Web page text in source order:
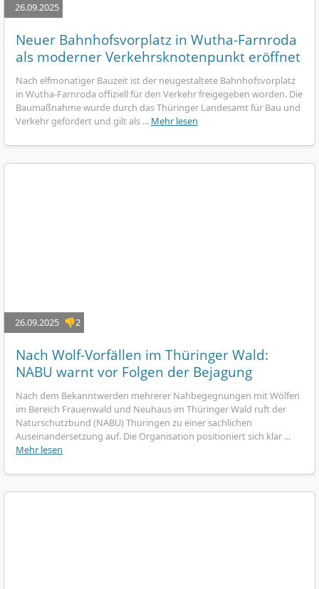
26.09.2025
Neuer Bahnhofsvorplatz in Wutha-Farnroda
als moderner Verkehrsknotenpunkt eröffnet
Nach elfmonatiger Bauzeit ist der neugestaltete Bahnhofsvorplatz
in Wutha-Farnroda offiziell für den Verkehr freigegeben worden. Die
Baumaßnahme wurde durch das Thüringer Landesamt für Bau und
Verkehr gefördert und gilt als ... Mehr lesen
26.09.2025 👎2
Nach Wolf-Vorfällen im Thüringer Wald:
NABU warnt vor Folgen der Bejagung
Nach dem Bekanntwerden mehrerer Nahbegegnungen mit Wölfen
im Bereich Frauenwald und Neuhaus im Thüringer Wald ruft der
Naturschutzbund (NABU) Thüringen zu einer sachlichen
Auseinandersetzung auf. Die Organisation positioniert sich klar ...
Mehr lesen